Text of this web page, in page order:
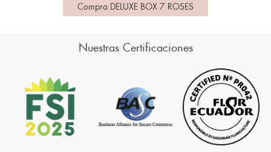
Compra DELUXE BOX 7 ROSES
Nuestras Certificaciones